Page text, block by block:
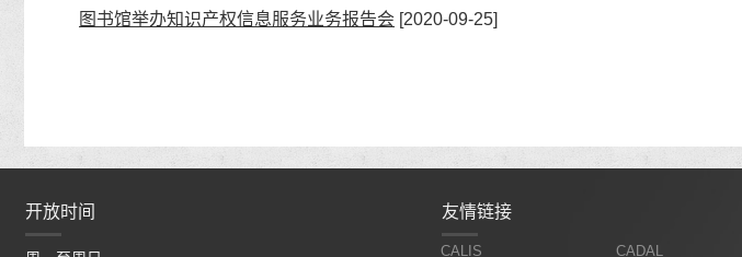
图书馆举办知识产权信息服务业务报告会 [2020-09-25]
开放时间 友情链接
CALIS CADAL